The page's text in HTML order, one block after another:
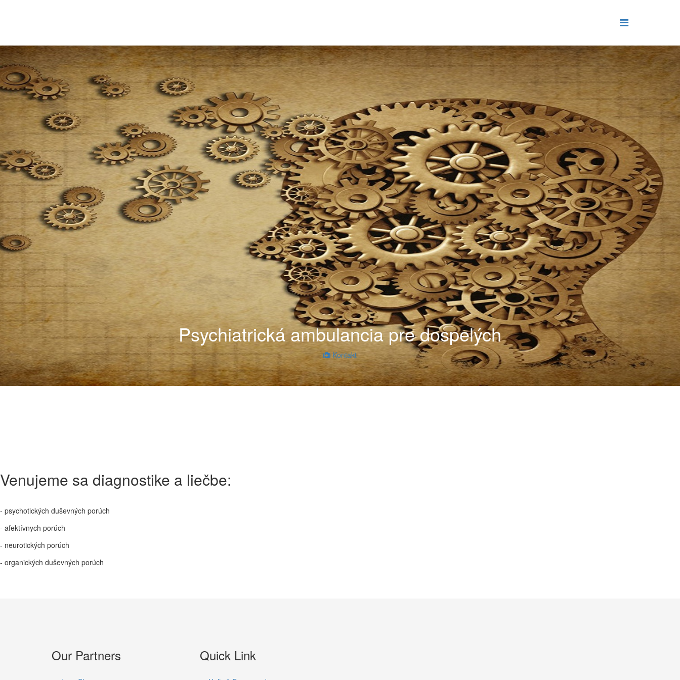
Psychiatrická ambulancia pre dospelých
Kontakt
Venujeme sa diagnostike a liečbe:
- psychotických duševných porúch
- afektívnych porúch
- neurotických porúch
- organických duševných porúch
Our Partners Quick Link